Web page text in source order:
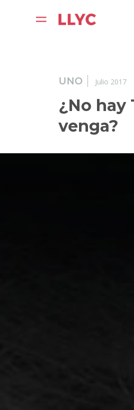
UNO Julio 2017
¿No hay
venga?